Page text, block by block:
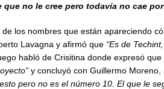
que no le cree pero todavía no cae
los nombres que están apareciendo
Lavagna y afirmó que “Es de
habló de Crisitina donde expresó que
y concluyó con Guillermo
pero no es el número 10. El que le